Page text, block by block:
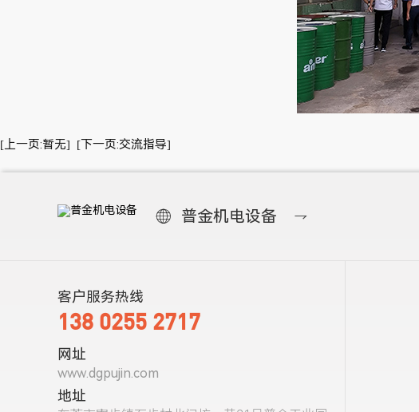
[上一页:暂无] [下一页:交流指导]
 普金机电设备 
客户服务热线
138 0255 2717
网址
www.dgpujin.com
地址